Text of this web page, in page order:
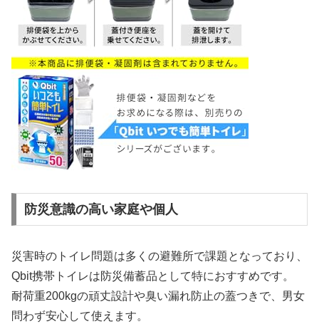
防災意識の高い家庭や個人
災害時のトイレ問題は多くの避難所で課題となっており、
Qbit携帯トイレは防災備蓄品として特におすすめです。
耐荷重200kgの頑丈設計や臭い漏れ防止の蓋つきで、男女
問わず安心して使えます。